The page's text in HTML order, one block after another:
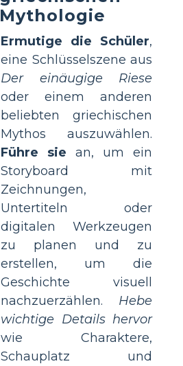
Mythologie
Ermutige die Schüler,
eine Schlüsselszene aus
Der einäugige Riese
oder einem anderen
beliebten griechischen
Mythos auszuwählen.
Führe sie an, um ein
Storyboard mit
Zeichnungen,
Untertiteln oder
digitalen Werkzeugen
zu planen und zu
erstellen, um die
Geschichte visuell
nachzuerzählen. Hebe
wichtige Details hervor
wie Charaktere,
Schauplatz und